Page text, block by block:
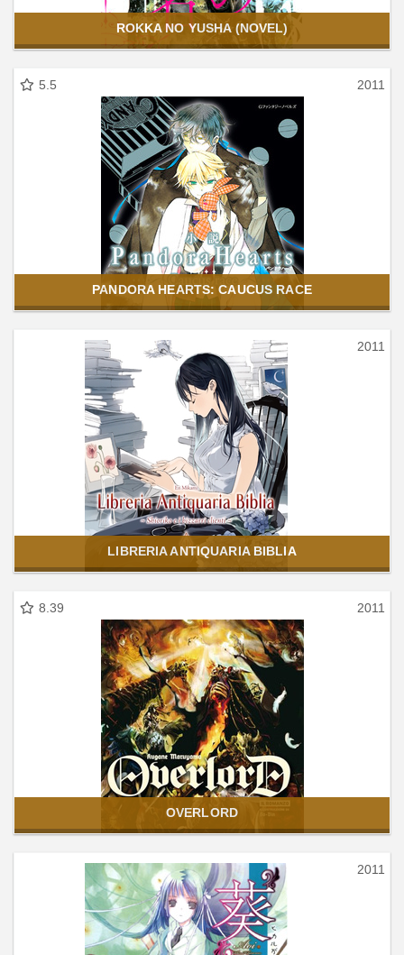
ROKKA NO YUSHA (NOVEL)
5.5 2011
PANDORA HEARTS: CAUCUS RACE
2011
LIBRERIA ANTIQUARIA BIBLIA
8.39 2011
OVERLORD
2011